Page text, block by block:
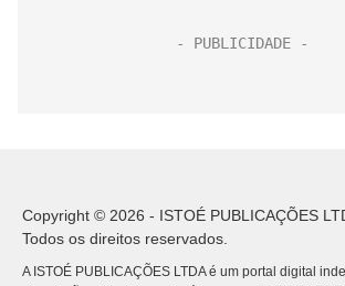
Copyright © 2026 - ISTOÉ PUBLICAÇÕES
Todos os direitos reservados.
A ISTOÉ PUBLICAÇÕES LTDA é um portal digital